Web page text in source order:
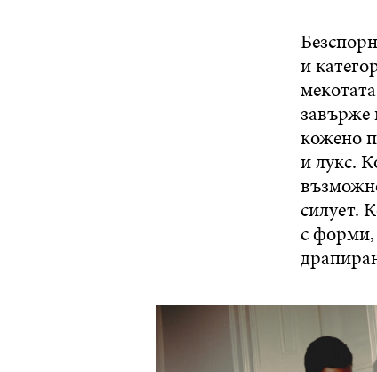
и
завърже
кожено
и лукс.
силует.
с